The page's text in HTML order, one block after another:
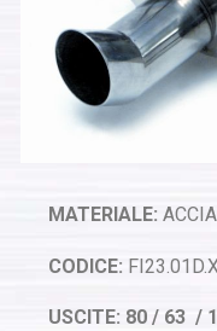
MATERIALE:
CODICE:
USCITE: 80 / 63 /